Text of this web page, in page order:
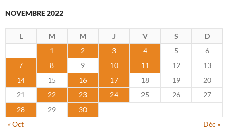
NOVEMBRE 2022
L M M J V S
D
1
2 3 4 5
6
7
8 9 10 11 12
13
14
15 16 17 18 19
20
21
22 23 24 25 26
27
28
29
30
« Oct
Déc »